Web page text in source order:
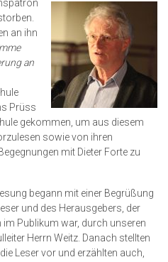
an ihn
an
Prüss
gekommen, um aus diesem
sowie von ihren
mit Dieter Forte zu
begann mit einer Begrüßung
und des Herausgebers, der
im Publikum war, durch unseren
Herrn Weitz. Danach stellten
Leser vor und erzählten auch,